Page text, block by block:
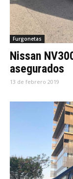
Furgonetas
Nissan
asegurados
13 de febrero 2019